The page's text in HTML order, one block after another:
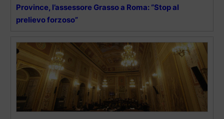
Province, l’assessore Grasso a Roma: “Stop al
prelievo forzoso”